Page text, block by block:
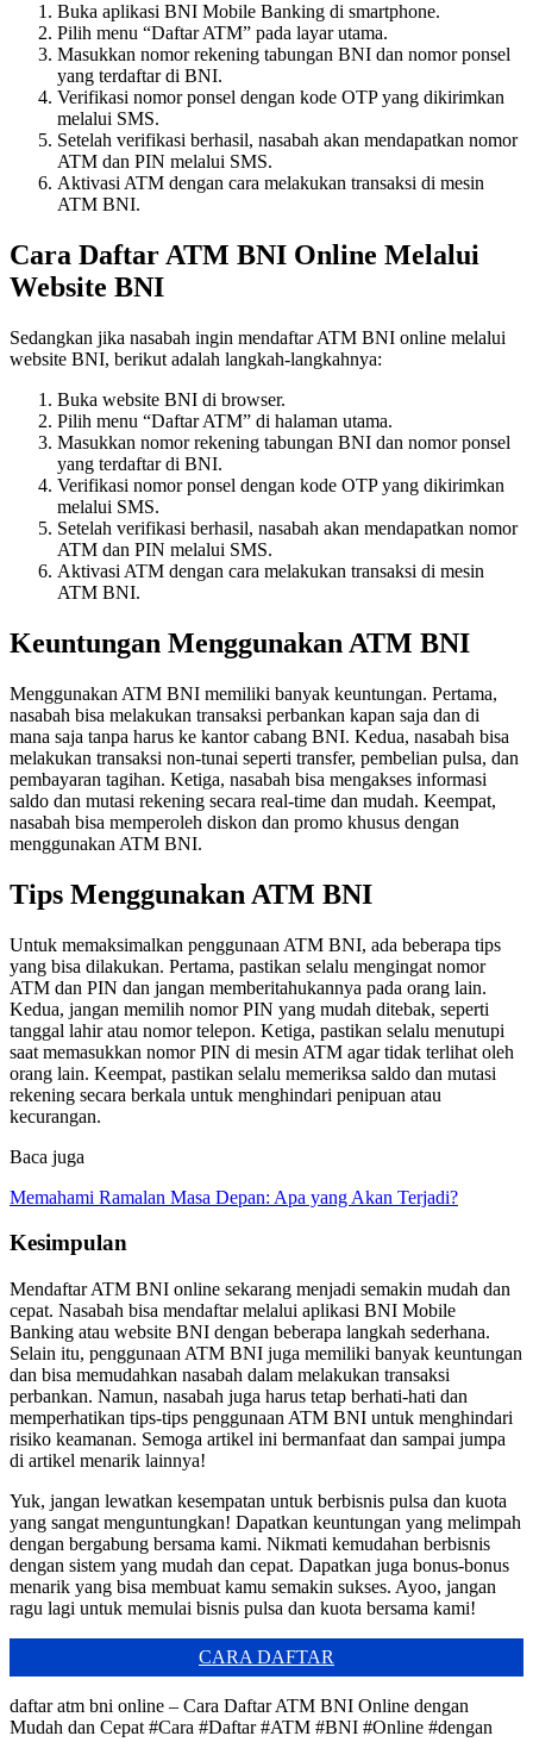
Buka aplikasi BNI Mobile Banking di smartphone.
Pilih menu “Daftar ATM” pada layar utama.
Masukkan nomor rekening tabungan BNI dan nomor ponsel
yang terdaftar di BNI.
Verifikasi nomor ponsel dengan kode OTP yang dikirimkan
melalui SMS.
Setelah verifikasi berhasil, nasabah akan mendapatkan nomor
ATM dan PIN melalui SMS.
Aktivasi ATM dengan cara melakukan transaksi di mesin
ATM BNI.
Cara Daftar ATM BNI Online Melalui
Website BNI
Sedangkan jika nasabah ingin mendaftar ATM BNI online melalui
website BNI, berikut adalah langkah-langkahnya:
Buka website BNI di browser.
Pilih menu “Daftar ATM” di halaman utama.
Masukkan nomor rekening tabungan BNI dan nomor ponsel
yang terdaftar di BNI.
Verifikasi nomor ponsel dengan kode OTP yang dikirimkan
melalui SMS.
Setelah verifikasi berhasil, nasabah akan mendapatkan nomor
ATM dan PIN melalui SMS.
Aktivasi ATM dengan cara melakukan transaksi di mesin
ATM BNI.
Keuntungan Menggunakan ATM BNI
Menggunakan ATM BNI memiliki banyak keuntungan. Pertama,
nasabah bisa melakukan transaksi perbankan kapan saja dan di
mana saja tanpa harus ke kantor cabang BNI. Kedua, nasabah bisa
melakukan transaksi non-tunai seperti transfer, pembelian pulsa, dan
pembayaran tagihan. Ketiga, nasabah bisa mengakses informasi
saldo dan mutasi rekening secara real-time dan mudah. Keempat,
nasabah bisa memperoleh diskon dan promo khusus dengan
menggunakan ATM BNI.
Tips Menggunakan ATM BNI
Untuk memaksimalkan penggunaan ATM BNI, ada beberapa tips
yang bisa dilakukan. Pertama, pastikan selalu mengingat nomor
ATM dan PIN dan jangan memberitahukannya pada orang lain.
Kedua, jangan memilih nomor PIN yang mudah ditebak, seperti
tanggal lahir atau nomor telepon. Ketiga, pastikan selalu menutupi
saat memasukkan nomor PIN di mesin ATM agar tidak terlihat oleh
orang lain. Keempat, pastikan selalu memeriksa saldo dan mutasi
rekening secara berkala untuk menghindari penipuan atau
kecurangan.
Baca juga
Memahami Ramalan Masa Depan: Apa yang Akan Terjadi?
Kesimpulan
Mendaftar ATM BNI online sekarang menjadi semakin mudah dan
cepat. Nasabah bisa mendaftar melalui aplikasi BNI Mobile
Banking atau website BNI dengan beberapa langkah sederhana.
Selain itu, penggunaan ATM BNI juga memiliki banyak keuntungan
dan bisa memudahkan nasabah dalam melakukan transaksi
perbankan. Namun, nasabah juga harus tetap berhati-hati dan
memperhatikan tips-tips penggunaan ATM BNI untuk menghindari
risiko keamanan. Semoga artikel ini bermanfaat dan sampai jumpa
di artikel menarik lainnya!
Yuk, jangan lewatkan kesempatan untuk berbisnis pulsa dan kuota
yang sangat menguntungkan! Dapatkan keuntungan yang melimpah
dengan bergabung bersama kami. Nikmati kemudahan berbisnis
dengan sistem yang mudah dan cepat. Dapatkan juga bonus-bonus
menarik yang bisa membuat kamu semakin sukses. Ayoo, jangan
ragu lagi untuk memulai bisnis pulsa dan kuota bersama kami!
CARA DAFTAR
daftar atm bni online – Cara Daftar ATM BNI Online dengan
Mudah dan Cepat #Cara #Daftar #ATM #BNI #Online #dengan